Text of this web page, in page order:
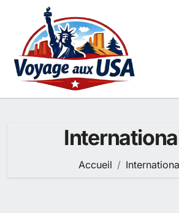
contenu
Accueil